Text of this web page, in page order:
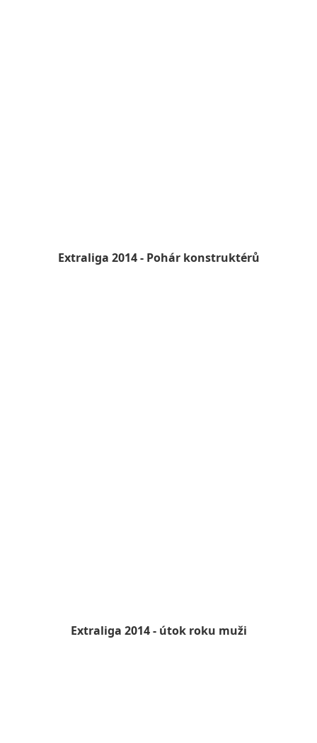
Extraliga 2014 - Pohár konstruktérů
Extraliga 2014 - útok roku muži